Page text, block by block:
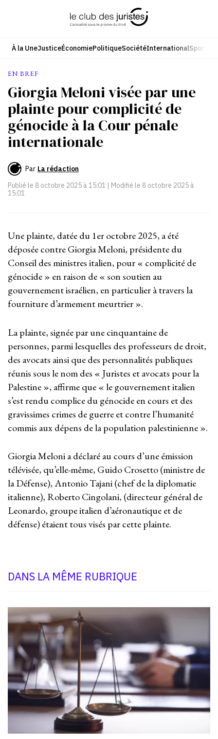
À la UneJusticeÉconomiePolitiqueSociétéInternationalSport
EN BREF
Giorgia Meloni visée par une
plainte pour complicité de
génocide à la Cour pénale
internationale
Par La rédaction
Publié le 8 octobre 2025 à 15:01 | Modifié le 8 octobre 2025 à
15:01
Une plainte, datée du 1er octobre 2025, a été
déposée contre Giorgia Meloni, présidente du
Conseil des ministres italien, pour « complicité de
génocide » en raison de « son soutien au
gouvernement israélien, en particulier à travers la
fourniture d’armement meurtrier ».
La plainte, signée par une cinquantaine de
personnes, parmi lesquelles des professeurs de droit,
des avocats ainsi que des personnalités publiques
réunis sous le nom des « Juristes et avocats pour la
Palestine », affirme que « le gouvernement italien
s’est rendu complice du génocide en cours et des
gravissimes crimes de guerre et contre l’humanité
commis aux dépens de la population palestinienne ».
Giorgia Meloni a déclaré au cours d’une émission
télévisée, qu’elle-même, Guido Crosetto (ministre de
la Défense), Antonio Tajani (chef de la diplomatie
italienne), Roberto Cingolani, (directeur général de
Leonardo, groupe italien d’aéronautique et de
défense) étaient tous visés par cette plainte.
DANS LA MÊME RUBRIQUE